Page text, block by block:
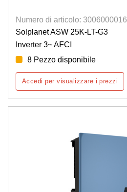
Numero di articolo: 3006000016
Solplanet ASW 25K-LT-G3
Inverter 3~ AFCI
8 Pezzo disponibile
Accedi per visualizzare i prezzi